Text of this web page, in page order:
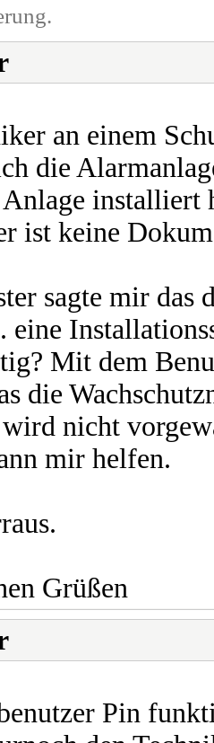
an einem
die
installiert
ist keine
sagte mir
eine
Mit dem
die
nicht
mir helfen.
Grüßen
Pin